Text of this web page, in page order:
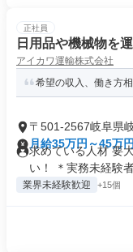
正社員
日用品や機械物を
アイカワ運輸株式会社
希望の収入、働き方
〒501-2567岐阜県
月給35万円～45万円
求めている人材 要
い！ ＊実務未経験
業界未経験歓迎 +15個